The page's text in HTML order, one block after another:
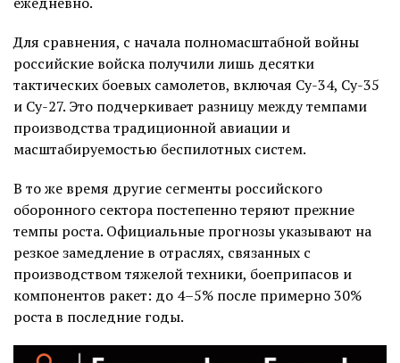
Для сравнения, с начала полномасштабной войны
российские войска получили лишь десятки
тактических боевых самолетов, включая Су-34, Су-35
и Су-27. Это подчеркивает разницу между темпами
производства традиционной авиации и
масштабируемостью беспилотных систем.
В то же время другие сегменты российского
оборонного сектора постепенно теряют прежние
темпы роста. Официальные прогнозы указывают на
резкое замедление в отраслях, связанных с
производством тяжелой техники, боеприпасов и
компонентов ракет: до 4–5% после примерно 30%
роста в последние годы.